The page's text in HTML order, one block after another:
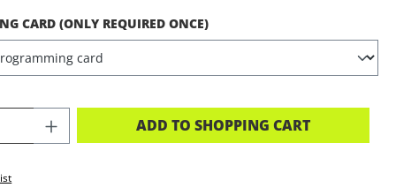
CARD (ONLY REQUIRED ONCE)
QUANTITY: ENTER THE DESIRED
ADD TO SHOPPING CART